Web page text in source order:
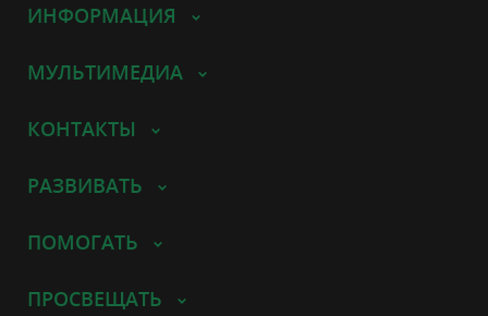
ИНФОРМАЦИЯ
МУЛЬТИМЕДИА
КОНТАКТЫ
РАЗВИВАТЬ
ПОМОГАТЬ
ПРОСВЕЩАТЬ